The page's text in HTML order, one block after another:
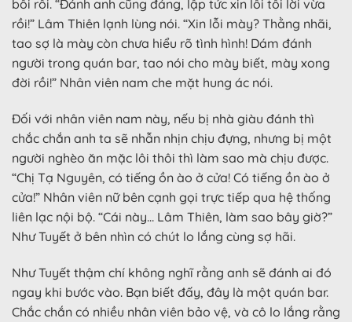
bối rối. “Đánh anh cũng đáng, lập tức xin lỗi tôi lời vừa
rồi!” Lâm Thiên lạnh lùng nói. “Xin lỗi mày? Thằng nhãi,
tao sợ là mày còn chưa hiểu rõ tình hình! Dám đánh
người trong quán bar, tao nói cho mày biết, mày xong
đời rồi!” Nhân viên nam che mặt hung ác nói.
Đối với nhân viên nam này, nếu bị nhà giàu đánh thì
chắc chắn anh ta sẽ nhẫn nhịn chịu đựng, nhưng bị một
người nghèo ăn mặc lôi thôi thì làm sao mà chịu được.
“Chị Tạ Nguyên, có tiếng ồn ào ở cửa! Có tiếng ồn ào ở
cửa!” Nhân viên nữ bên cạnh gọi trực tiếp qua hệ thống
liên lạc nội bộ. “Cái này… Lâm Thiên, làm sao bây giờ?”
Như Tuyết ở bên nhìn có chút lo lắng cùng sợ hãi.
Như Tuyết thậm chí không nghĩ rằng anh sẽ đánh ai đó
ngay khi bước vào. Bạn biết đấy, đây là một quán bar.
Chắc chắn có nhiều nhân viên bảo vệ, và cô lo lắng rằng